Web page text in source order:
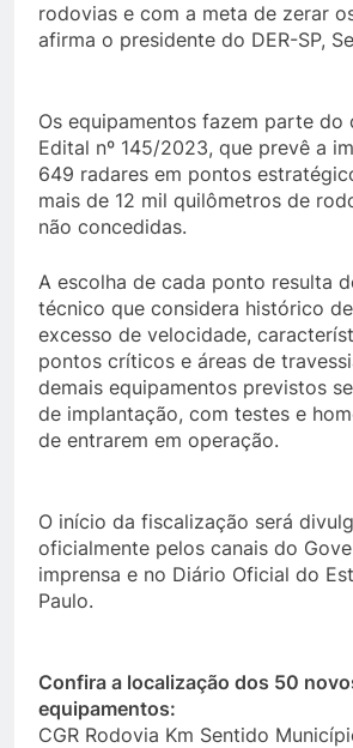
rodovias e com a meta de zerar
afirma o presidente do DER-SP,
Os equipamentos fazem parte do
Edital nº 145/2023, que prevê a
649 radares em pontos
mais de 12 mil quilômetros de
não concedidas.
A escolha de cada ponto resulta
técnico que considera histórico
excesso de velocidade,
pontos críticos e áreas de
demais equipamentos previstos
de implantação, com testes e
de entrarem em operação.
O início da fiscalização será
oficialmente pelos canais do
imprensa e no Diário Oficial do
Paulo.
Confira a localização dos 50
equipamentos:
CGR Rodovia Km Sentido